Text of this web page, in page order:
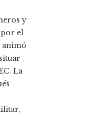
y
el
animó
La